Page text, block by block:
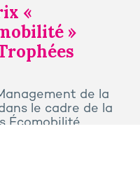
«
»
de la
le cadre de la
Écomobilité.